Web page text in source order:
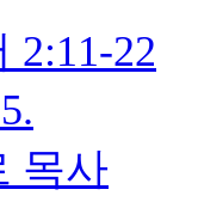
2:11-22
목사